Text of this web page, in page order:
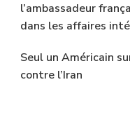
l’ambassadeur
dans les affaires
Seul un Américain
contre l’Iran